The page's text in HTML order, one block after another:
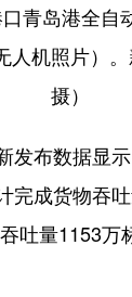
公益 书
公司 投教
新闻 图
文旅 社会
青岛港全自
人机照片）
摄）
布数据显示
完成货物吞
吐量1153万